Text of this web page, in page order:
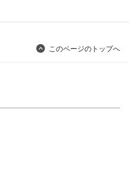
このページのトップへ